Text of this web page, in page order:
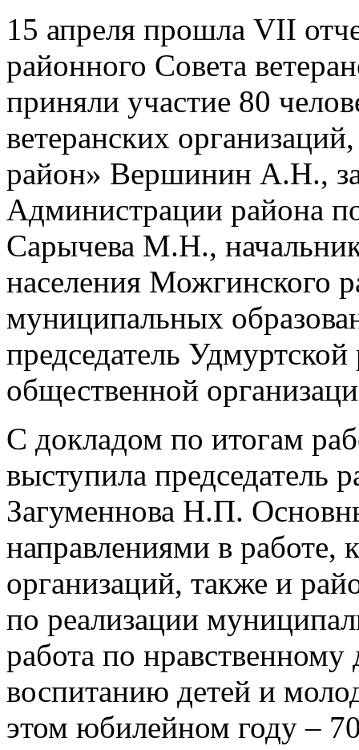
15 апреля прошла VII
районного Совета
приняли участие 80
ветеранских
район» Вершинин А.Н.,
Администрации района
Сарычева М.Н.,
населения Можгинского
муниципальных
председатель
общественной
С докладом по итогам
выступила председатель
Загуменнова Н.П.
направлениями в работе,
организаций, также и
по реализации
работа по
воспитанию детей и
этом юбилейном году –